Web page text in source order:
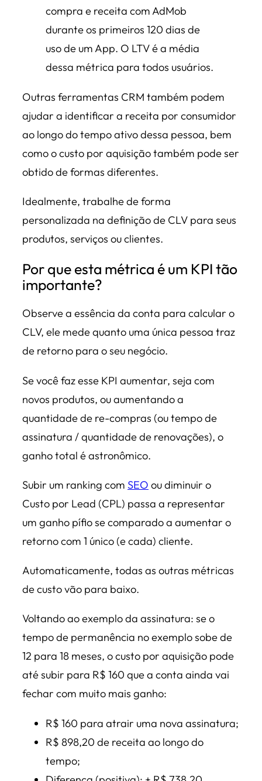
compra e receita com AdMob
durante os primeiros 120 dias de
uso de um App. O LTV é a média
dessa métrica para todos usuários.
Outras ferramentas CRM também podem
ajudar a identificar a receita por consumidor
ao longo do tempo ativo dessa pessoa, bem
como o custo por aquisição também pode ser
obtido de formas diferentes.
Idealmente, trabalhe de forma
personalizada na definição de CLV para seus
produtos, serviços ou clientes.
Por que esta métrica é um KPI tão
importante?
Observe a essência da conta para calcular o
CLV, ele mede quanto uma única pessoa traz
de retorno para o seu negócio.
Se você faz esse KPI aumentar, seja com
novos produtos, ou aumentando a
quantidade de re-compras (ou tempo de
assinatura / quantidade de renovações), o
ganho total é astronômico.
Subir um ranking com SEO ou diminuir o
Custo por Lead (CPL) passa a representar
um ganho pífio se comparado a aumentar o
retorno com 1 único (e cada) cliente.
Automaticamente, todas as outras métricas
de custo vão para baixo.
Voltando ao exemplo da assinatura: se o
tempo de permanência no exemplo sobe de
12 para 18 meses, o custo por aquisição pode
até subir para R$ 160 que a conta ainda vai
fechar com muito mais ganho:
R$ 160 para atrair uma nova assinatura;
R$ 898,20 de receita ao longo do
tempo;